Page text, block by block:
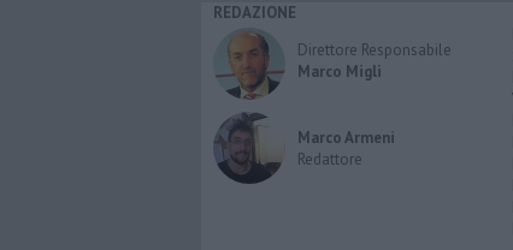
REDAZIONE
Direttore Responsabile
Marco Migli
Marco Armeni
Redattore